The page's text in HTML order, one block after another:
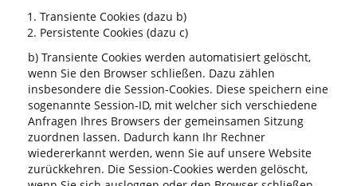
Transiente Cookies (dazu b)
Persistente Cookies (dazu c)
b) Transiente Cookies werden automatisiert gelöscht,
wenn Sie den Browser schließen. Dazu zählen
insbesondere die Session-Cookies. Diese speichern eine
sogenannte Session-ID, mit welcher sich verschiedene
Anfragen Ihres Browsers der gemeinsamen Sitzung
zuordnen lassen. Dadurch kann Ihr Rechner
wiedererkannt werden, wenn Sie auf unsere Website
zurückkehren. Die Session-Cookies werden gelöscht,